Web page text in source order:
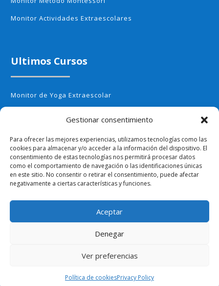
Gestionar consentimiento
Para ofrecer las mejores experiencias, utilizamos tecnologías como las
cookies para almacenar y/o acceder a la información del dispositivo. El
consentimiento de estas tecnologías nos permitirá procesar datos
como el comportamiento de navegación o las identificaciones únicas
en este sitio. No consentir o retirar el consentimiento, puede afectar
negativamente a ciertas características y funciones.
Aceptar
Denegar
Ver preferencias
Política de cookiesPrivacy Policy
Monitor Actividades Extraescolares
Ultimos Cursos
Monitor de Yoga Extraescolar
Monitor de Huerto Escolar
Monitor de Ajedrez
Terminos y Condiciones
Profeenlaempresa